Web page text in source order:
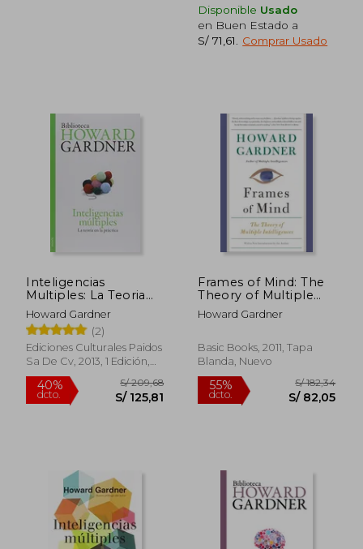
55%
dcto.
Disponible Usado
en Buen Estado a
S/ 71,61
Comprar Usado
Inteligencias
Multiples: La Teoria
en la Practica
Howard Gardner
(2)
Ediciones Culturales Paidos
Sa De Cv, 2013, 1 Edición,
Tapa Blanda, Nuevo
Frames of Mind: The
Theory of Multiple
Intelligences (en
Inglés)
Howard Gardner
Basic Books, 2011, Tapa
Blanda, Nuevo